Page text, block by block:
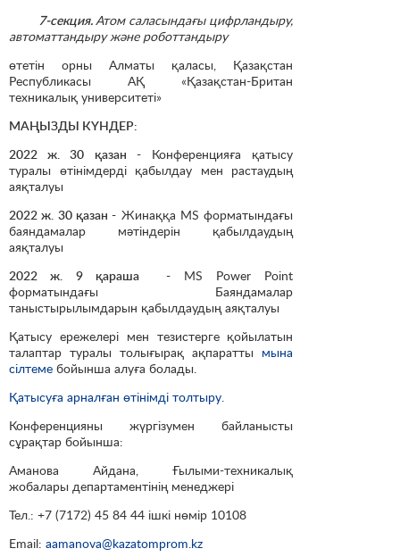
7-секция. Атом саласындағы цифрландыру,
автоматтандыру және роботтандыру
өтетін орны Алматы қаласы, Қазақстан
Республикасы АҚ «Қазақстан-Британ
техникалық университеті»
МАҢЫЗДЫ КҮНДЕР:
2022 ж. 30 қазан - Конференцияға қатысу
туралы өтінімдерді қабылдау мен растаудың
аяқталуы
2022 ж. 30 қазан- Жинаққа MS форматындағы
баяндамалар мәтіндерін қабылдаудың
аяқталуы
2022 ж. 9 қараша
- MS Power Point
форматындағы Баяндамалар
таныстырылымдарын қабылдаудың аяқталуы
Қатысу ережелері мен тезистерге қойылатын
талаптар туралы толығырақ ақпаратты мына
сілтеме бойынша алуға болады.
Қатысуға арналған өтінімді толтыру.
Конференцияны жүргізумен байланысты
сұрақтар бойынша:
Аманова Айдана, Ғылыми-техникалық
жобалары департаментінің менеджері
Тел.: +7 (7172) 45 84 44 ішкі нөмір 10108
Email: aamanova@kazatomprom.kz